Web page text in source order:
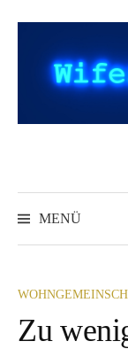
Inhalt
MENÜ
Zu